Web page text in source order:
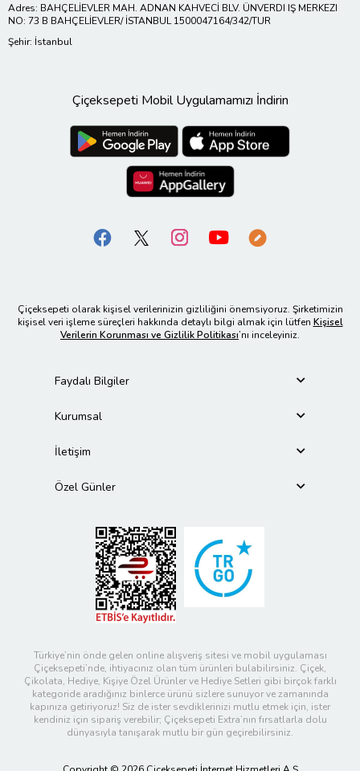
Adres: BAHÇELİEVLER MAH. ADNAN KAHVECİ BLV. ÜNVERDI IŞ MERKEZI
NO: 73 B BAHÇELİEVLER/ İSTANBUL 1500047164/342/TUR
Şehir: İstanbul
Çiçeksepeti Mobil Uygulamamızı İndirin
Çiçeksepeti olarak kişisel verilerinizin gizliliğini önemsiyoruz. Şirketimizin
kişisel veri işleme süreçleri hakkında detaylı bilgi almak için lütfen Kişisel
Verilerin Korunması ve Gizlilik Politikası’nı inceleyiniz.
Faydalı Bilgiler
Kurumsal
İletişim
Özel Günler
Türkiye’nin önde gelen online alışveriş sitesi ve mobil uygulaması
Çiçeksepeti’nde, ihtiyacınız olan tüm ürünleri bulabilirsiniz. Çiçek,
Çikolata, Hediye, Kişiye Özel Ürünler ve Hediye Setleri gibi birçok farklı
kategoride aradığınız binlerce ürünü sizlere sunuyor ve zamanında
kapınıza getiriyoruz! Siz de ister sevdiklerinizi mutlu etmek için, ister
kendiniz için sipariş verebilir; Çiçeksepeti Extra’nın fırsatlarla dolu
dünyasıyla tanışarak mutlu bir gün geçirebilirsiniz.